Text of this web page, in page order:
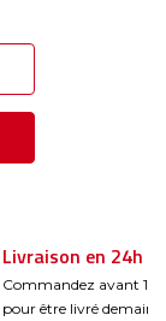
Livraison en 24h
Commandez avant 14h
pour être livré demain !